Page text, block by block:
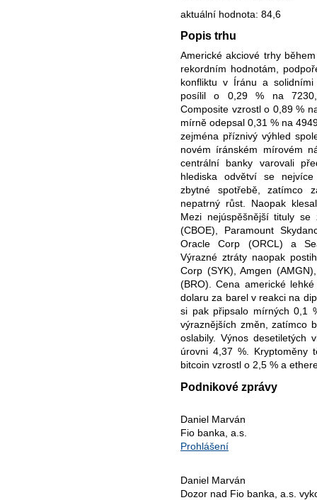
aktuální hodnota: 84,6
Popis trhu
Americké akciové trhy
rekordním hodnotám,
konfliktu v Íránu a
posílil o 0,29 % na
Composite vzrostl o 0,89 %
mírně odepsal 0,31 % na
zejména příznivý výhled
novém íránském mírovém
centrální banky varovali
hlediska odvětví se
zbytné spotřebě, zatímco
nepatrný růst. Naopak
Mezi nejúspěšnější tituly se
(CBOE), Paramount
Oracle Corp (ORCL) a
Výrazné ztráty naopak
Corp (SYK), Amgen
(BRO). Cena americké
dolaru za barel v reakci na
si pak připsalo mírných 0,1
výraznějších změn, zatímco
oslabily. Výnos desetiletých
úrovni 4,37 %. Kryptoměny
bitcoin vzrostl o 2,5 % a
Podnikové zprávy
Daniel Marván
Fio banka, a.s.
Prohlášení
Daniel Marván
Dozor nad Fio banka, a.s.